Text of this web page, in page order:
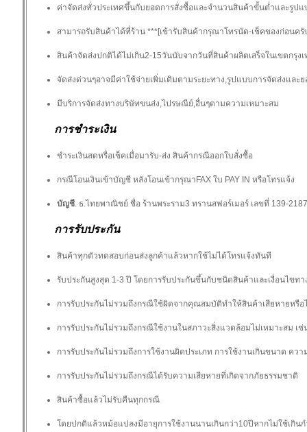
ค่าจัดส่งทั่วประเทศขึ้นกับยอดการสั่งซื้อและจำนวนสินค้าขั้นต่ำและรูปแ
สามารถรับสินค้าได้ที่ร้าน ***[เข้ารับสินค้ากรุณาโทรนัด-เช็คของก่อนครั
สินค้าจัดส่งปกติได้ไม่เกิน2-15วันนับจากวันที่สินค้าผลิตเสร็จในเขตกรุงเ
จัดส่งด่วนๆอาจมีค่าใช้จ่ายเพิ่มเติมตามระยะทาง,รูปแบบการจัดส่งและ
มีบริการจัดส่งทางบริษัทขนส่ง,ไปรษณีย์,อื่นๆตามความเหมาะสม
การชำระเงิน
ชำระเงินสดหรื่อเช็คเมื่อมารับ-ส่ง สินค้ากรณีออกใบสั่งซื้อ
กรณีโอนเงินเข้าบัญชี หลังโอนเข้ากรุณาFAX ใบ PAY IN หรือโทรแจ้ง
บัญชี. ธ.ไทยพาณิชย์ ชื่อ ร้านพระราม3 ทรานสฟอร์เมอร์ เลขที่ 139-
การรับประกัน
สินค้าทุกตัวทดสอบก่อนส่งลูกค้าแล้วหากใช้ไม่ได้โทรแจ้งทันที
รับประกันสูงสุด 1-3 ปี โดยการรับประกันขึ้นกับชนิดสินค้าและเงื่อนไขทา
การรับประกันไม่รวมถึงกรณีใช้ผิดจากคุณสมบัติทำให้สินค้าเสียหายหรือ
การรับประกันไม่รวมถึงกรณีใช้งานในสภาวะสิ่งแวดล้อมไม่เหมาะสม
การรับประกันไม่รวมถึงการใช้งานผิดประเภท การใช้งานเกินขนาด ควา
การรับประกันไม่รวมถึงกรณีได้รับความเสียหายที่เกิดจากภัยธรรมชาติ
สินค้าซื้อแล้วไม่รับคืนทุกกรณี
โดยปกติแล้วหม้อแปลงมีอายุการใช้งานนานเกินกว่า10ปีหากไม่ใช้เกิน